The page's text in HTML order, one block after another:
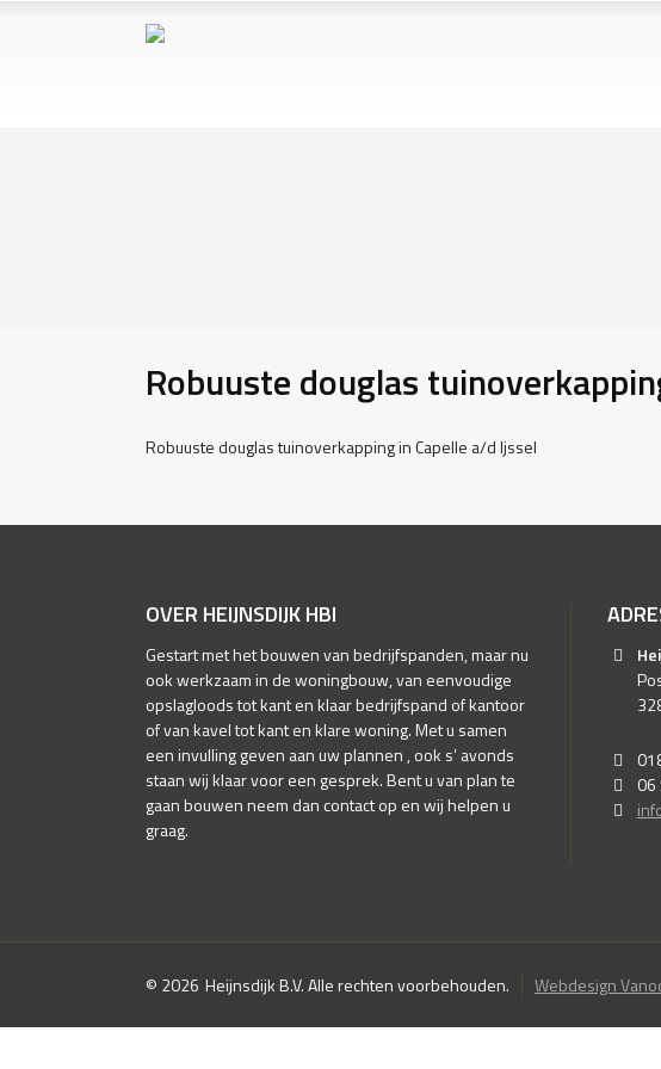
Robuuste douglas
Robuuste douglas tuinoverkapping in Capelle⁠ a/d Ijssel
OVER HEIJNSDIJK HBI
Gestart met het bouwen van bedrijfspanden, maar nu
ook werkzaam in de woningbouw, van eenvoudige
opslagloods tot kant en klaar bedrijfspand of kantoor
of van kavel tot kant en klare woning. Met u samen
een invulling geven aan uw plannen , ook s’ avonds
staan wij klaar voor een gesprek. Bent u van plan te
gaan bouwen neem dan contact op en wij helpen u
graag.
06
© 2026 Heijnsdijk B.V. Alle rechten voorbehouden. Webdesign